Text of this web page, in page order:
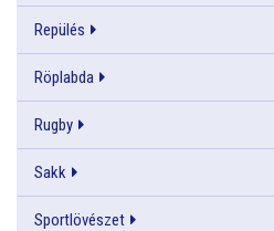
Repülés
Röplabda
Rugby
Sakk
Sportlövészet